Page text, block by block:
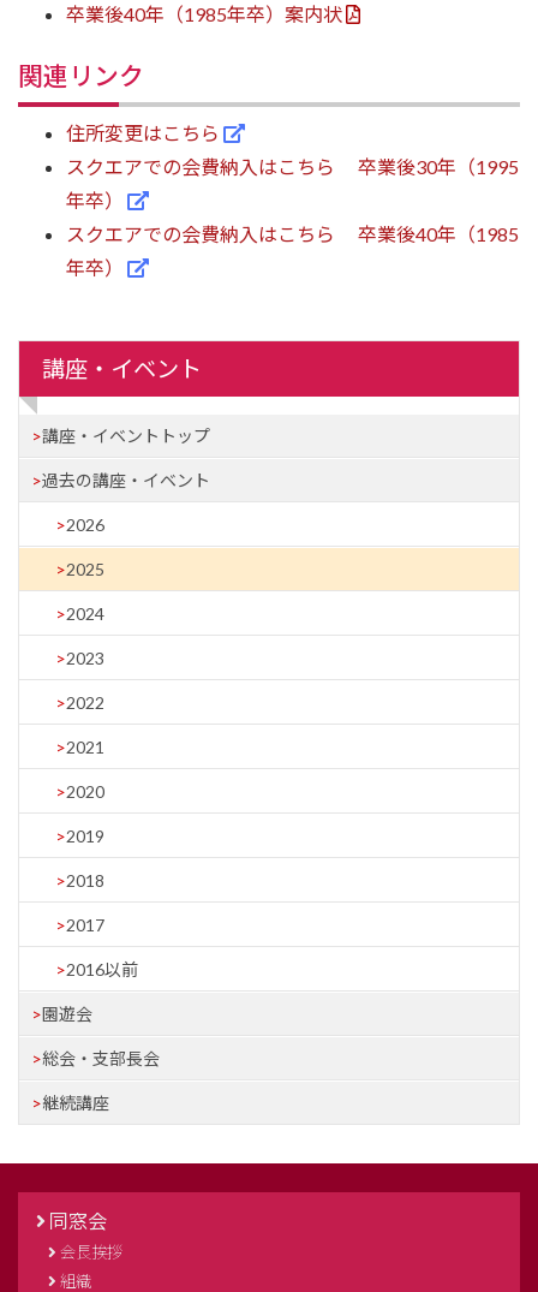
卒業後40年（1985年卒）案内状
関連リンク
住所変更はこちら
スクエアでの会費納入はこちら 卒業後30年（1995
年卒）
スクエアでの会費納入はこちら 卒業後40年（1985
年卒）
講座・イベント
講座・イベントトップ
過去の講座・イベント
2026
2025
2024
2023
2022
2021
2020
2019
2018
2017
2016以前
園遊会
総会・支部長会
継続講座
同窓会
会長挨拶
組織